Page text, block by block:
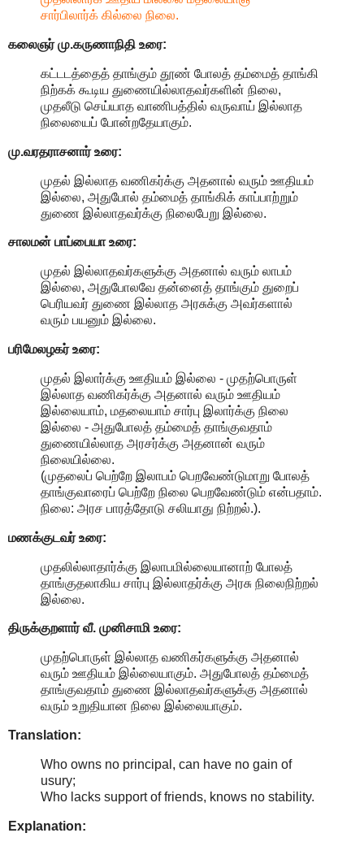
சார்பிலார்க் கில்லை நிலை.
கலைஞர் மு.கருணாநிதி உரை:
கட்டடத்தைத் தாங்கும் தூண் போலத் தம்மைத் தாங்கி
நிற்கக் கூடிய துணையில்லாதவர்களின் நிலை,
முதலீடு செய்யாத வாணிபத்தில் வருவாய் இல்லாத
நிலையைப் போன்றதேயாகும்.
மு.வரதராசனார்உரை:
முதல் இல்லாத வணிகர்க்கு அதனால் வரும் ஊதியம்
இல்லை, அதுபோல் தம்மைத் தாங்கிக் காப்பாற்றும்
துணை இல்லாதவர்க்கு நிலைபேறு இல்லை.
சாலமன் பாப்பையா உரை:
முதல் இல்லாதவர்களுக்கு அதனால் வரும் லாபம்
இல்லை, அதுபோலவே தன்னைத் தாங்கும் துறைப்
பெரியவர் துணை இல்லாத அரசுக்கு அவர்களால்
வரும் பயனும் இல்லை.
பரிமேலழகர் உரை:
முதல் இலார்க்கு ஊதியம் இல்லை - முதற்பொருள்
இல்லாத வணிகர்க்கு அதனால் வரும் ஊதியம்
இல்லையாம், மதலையாம் சார்பு இலார்க்கு நிலை
இல்லை - அதுபோலத் தம்மைத் தாங்குவதாம்
துணையில்லாத அரசர்க்கு அதனான் வரும்
நிலையில்லை.
(முதலைப் பெற்றே இலாபம் பெறவேண்டுமாறு போலத்
தாங்குவாரைப் பெற்றே நிலை பெறவேண்டும் என்பதாம்.
நிலை: அரச பாரத்தோடு சலியாது நிற்றல்.).
மணக்குடவர் உரை:
முதலில்லாதார்க்கு இலாபமில்லையானாற் போலத்
தாங்குதலாகிய சார்பு இல்லாதர்க்கு அரசு நிலைநிற்றல்
இல்லை.
திருக்குறளார் வீ. முனிசாமி உரை:
முதற்பொருள் இல்லாத வணிகர்களுக்கு அதனால்
வரும் ஊதியம் இல்லையாகும். அதுபோலத் தம்மைத்
தாங்குவதாம் துணை இல்லாதவர்களுக்கு அதனால்
வரும் உறுதியான நிலை இல்லையாகும்.
Translation:
Who owns no principal, can have no gain of
usury;
Who lacks support of friends, knows no stability.
Explanation: